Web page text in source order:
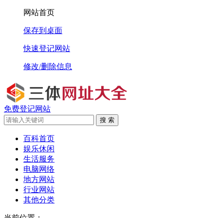
网站首页
保存到桌面
快速登记网站
修改/删除信息
免费登记网站
搜 索
百科首页
娱乐休闲
生活服务
电脑网络
地方网站
行业网站
其他分类